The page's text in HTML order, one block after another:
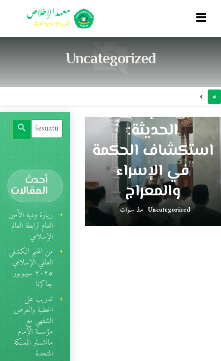
Uncategorized
ذكرى الإسراء
والمعراج في
معهد الإخلاص
للتربية الإسلامية
الحديثة:
استكشاف الحكمة
في الإسراء
والمعراج
Uncategorized منذ سنوات
أحدث
المقالات
زيارة ودية الأمين
العام لرابطة العالم
الإسلامي
من المخيم الكشفي
العالمي الإسلامي
٢٠٢٥ سيبوبور
جاكرتا
تدريب على
الخطبة والعرض
الشفهي مع
مؤسسة الإمام
مانشستر المملكة
المتحدة